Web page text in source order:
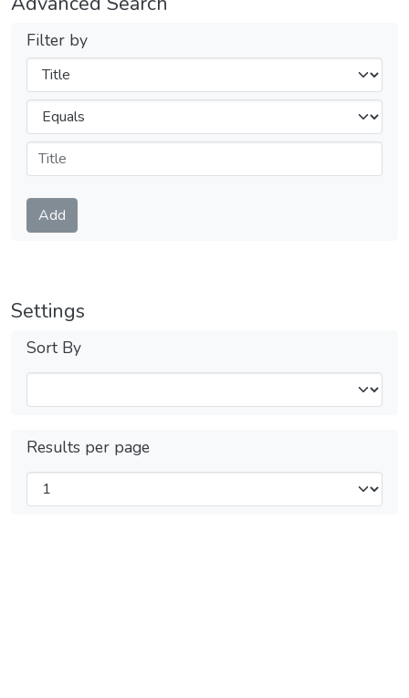
Filter by
Filters
Operators
Submit
Add
Settings
Sort By
Results per page